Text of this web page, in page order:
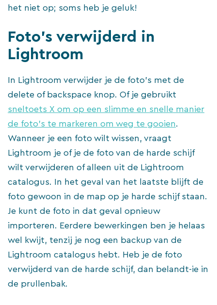
het niet op; soms heb je geluk!
Foto’s verwijderd in
Lightroom
In Lightroom verwijder je de foto’s met de
delete of backspace knop. Of je gebruikt
sneltoets X om op een slimme en snelle manier
de foto’s te markeren om weg te gooien.
Wanneer je een foto wilt wissen, vraagt
Lightroom je of je de foto van de harde schijf
wilt verwijderen of alleen uit de Lightroom
catalogus. In het geval van het laatste blijft de
foto gewoon in de map op je harde schijf staan.
Je kunt de foto in dat geval opnieuw
importeren. Eerdere bewerkingen ben je helaas
wel kwijt, tenzij je nog een backup van de
Lightroom catalogus hebt. Heb je de foto
verwijderd van de harde schijf, dan belandt-ie in
de prullenbak.